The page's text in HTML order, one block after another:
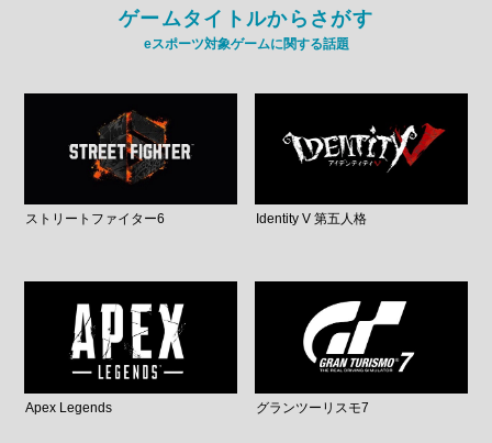
ゲームタイトルからさがす
eスポーツ対象ゲームに関する話題
ストリートファイター6 Identity V 第五人格
Apex Legends グランツーリスモ7